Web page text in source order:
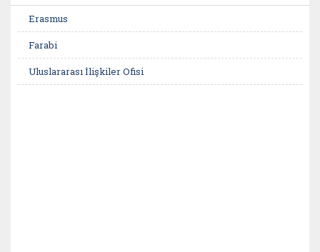
Erasmus
Farabi
Uluslararası İlişkiler Ofisi